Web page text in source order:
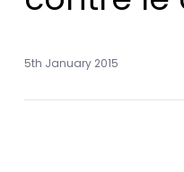
5th January 2015